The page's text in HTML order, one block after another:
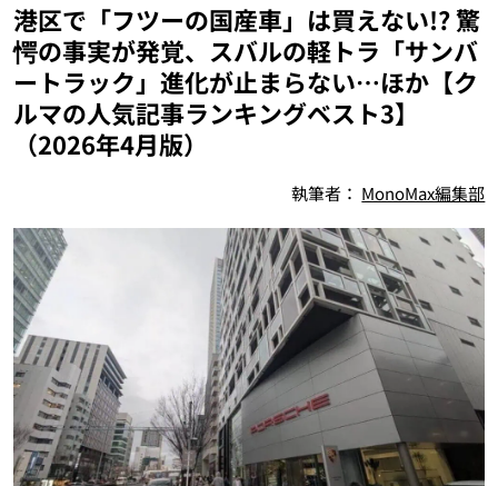
港区で「フツーの国産車」は買えない!? 驚
愕の事実が発覚、スバルの軽トラ「サンバ
ートラック」進化が止まらない…ほか【ク
ルマの人気記事ランキングベスト3】
（2026年4月版）
執筆者： MonoMax編集部